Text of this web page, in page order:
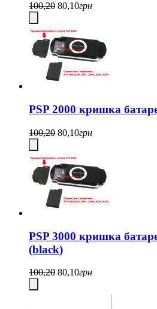
100,20 80,10грн
PSP 2000 кришка
100,20 80,10грн
PSP 3000 кришка
(black)
100,20 80,10грн